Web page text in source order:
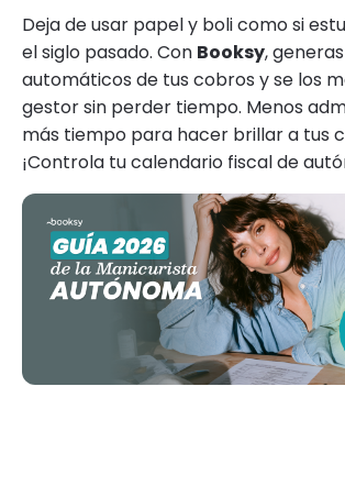
Deja de usar papel y boli como si
el siglo pasado. Con Booksy,
automáticos de tus cobros y se los
gestor sin perder tiempo. Menos
más tiempo para hacer brillar a tus
¡Controla tu calendario fiscal de